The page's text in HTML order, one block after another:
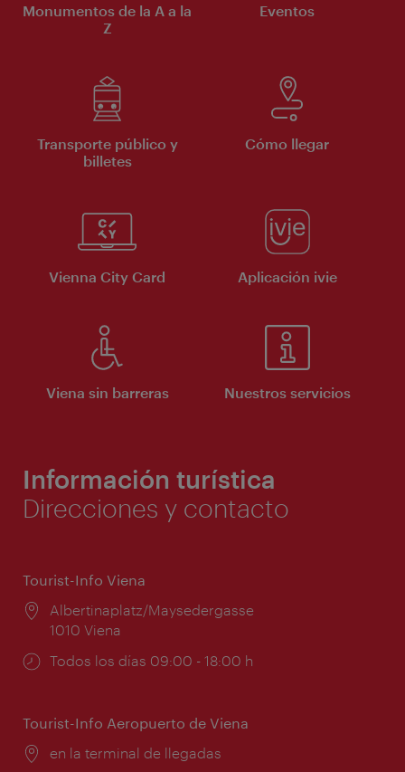
Monumentos de la A a la
Z
Eventos
Transporte público y
billetes
Cómo llegar
Vienna City Card Aplicación ivie
Viena sin barreras Nuestros servicios
Información turística
Direcciones y contacto
Tourist-Info Viena
Lugar:
Albertinaplatz/Maysedergasse
1010 Viena
Horarios
Todos los días 09:00 - 18:00 h
Tourist-Info Aeropuerto de Viena
Lugar:
en la terminal de llegadas